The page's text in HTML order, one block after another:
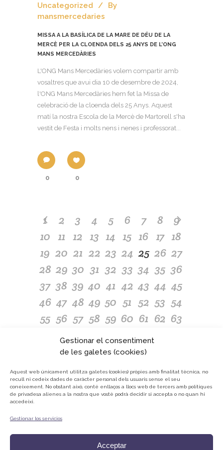
Gestionar el consentiment
de les galetes (cookies)
Aquest web únicament utilitza galetes (cookies) pròpies amb finalitat tècnica, no
recull ni cedeix dades de caràcter personal dels usuaris sense el seu
coneixement.
No obstant això, conté enllaços a llocs web de tercers amb polítiques
de privadesa alienes a la nostra que vostè podrà decidir si accepta o no quan hi
accedeixi.
Gestionar los servicios
Acceptar
Uncategorized
By
mansmercedaries
MISSA A LA BASÍLICA DE LA MARE DE DÉU DE LA
MERCÈ PER LA CLOENDA DELS 25 ANYS DE L’ONG
MANS MERCEDÀRIES
L'ONG Mans Mercedàries volem compartir amb
vosaltres que avui dia 10 de desembre de 2024,
l'ONG Mans Mercedàries hem fet la Missa de
celebració de la cloenda dels 25 Anys. Aquest
matí la nostra Escola de la Mercè de Martorell s'ha
vestit de Festa i molts nens i nenes i professorat...
0 0
1 2 3 4 5 6 7 8
9
10 11 12 13 14 15 16 17 18
19 20 21 22 23 24 25 26 27
28 29 30 31 32 33 34 35 36
37 38 39 40 41 42 43 44 45
46 47 48 49 50 51 52 53 54
55 56 57 58 59 60 61 62 63
65 66 69
74 75 76 77 78 79
82 83 84 85 86 87 88 89 90
91 92 93 94 95 96 97 98